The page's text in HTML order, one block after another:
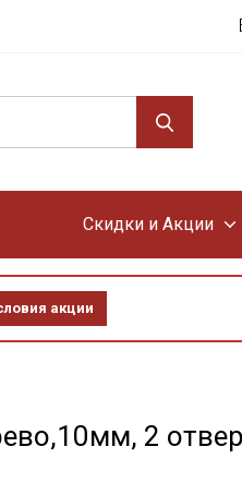
Скидки и Акции
акции
2